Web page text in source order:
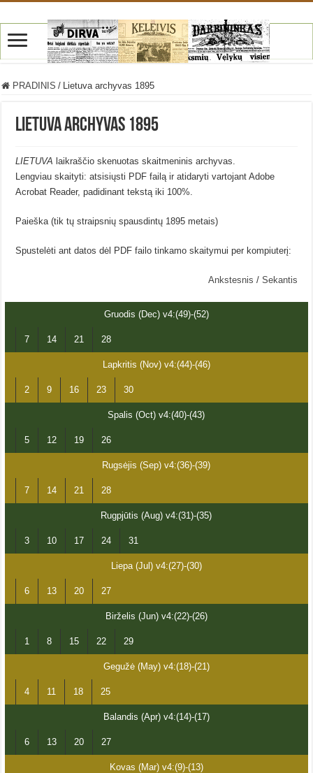
PRADINIS / Lietuva archyvas 1895
Lietuva archyvas 1895
LIETUVA laikraščio skenuotas skaitmeninis archyvas.
Lengviau skaityti: atsisiųsti PDF failą ir atidaryti vartojant Adobe
Acrobat Reader, padidinant tekstą iki 100%.
Paieška (tik tų straipsnių spausdintų 1895 metais)
Spustelėti ant datos dėl PDF failo tinkamo skaitymui per kompiuterį:
Ankstesnis / Sekantis
Gruodis (Dec) v4:(49)-(52)
7 14 21 28
Lapkritis (Nov) v4:(44)-(46)
2 9 16 23 30
Spalis (Oct) v4:(40)-(43)
5 12 19 26
Rugsėjis (Sep) v4:(36)-(39)
7 14 21 28
Rugpjūtis (Aug) v4:(31)-(35)
3 10 17 24 31
Liepa (Jul) v4:(27)-(30)
6 13 20 27
Birželis (Jun) v4:(22)-(26)
1 8 15 22 29
Gegužė (May) v4:(18)-(21)
4 11 18 25
Balandis (Apr) v4:(14)-(17)
6 13 20 27
Kovas (Mar) v4:(9)-(13)